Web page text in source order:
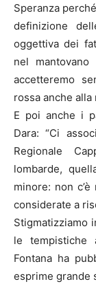
Speranza
definizione
oggettiva dei
nel
accetteremo
rossa anche alla
E poi anche i
Dara: “Ci
Regionale
lombarde,
minore: non
considerate a
Stigmatizziamo
le tempistiche
Fontana ha
esprime grande